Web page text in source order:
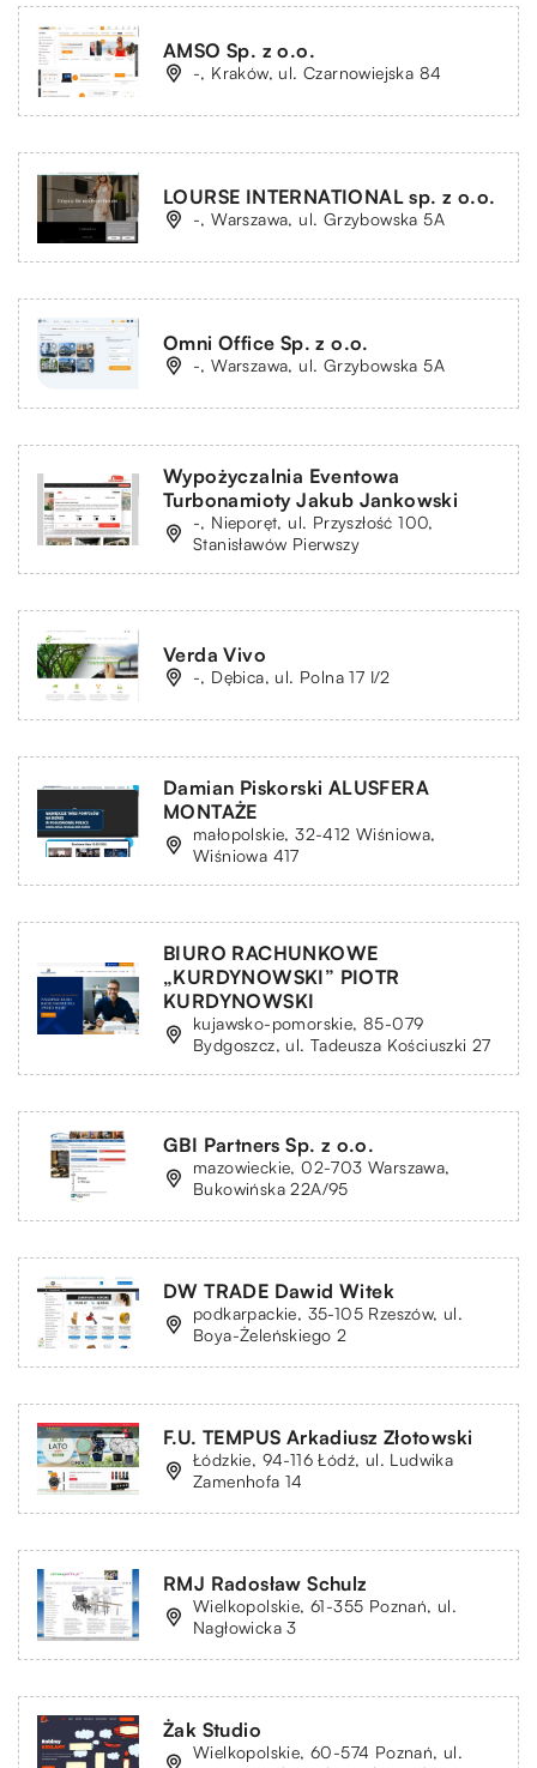
AMSO Sp. z o.o.
-, Kraków, ul. Czarnowiejska 84
LOURSE INTERNATIONAL sp. z o.o.
-, Warszawa, ul. Grzybowska 5A
Omni Office Sp. z o.o.
-, Warszawa, ul. Grzybowska 5A
Wypożyczalnia Eventowa
Turbonamioty Jakub Jankowski
-, Nieporęt, ul. Przyszłość 100,
Stanisławów Pierwszy
Verda Vivo
-, Dębica, ul. Polna 17 I/2
Damian Piskorski ALUSFERA
MONTAŻE
małopolskie, 32-412 Wiśniowa,
Wiśniowa 417
BIURO RACHUNKOWE
„KURDYNOWSKI” PIOTR
KURDYNOWSKI
kujawsko-pomorskie, 85-079
Bydgoszcz, ul. Tadeusza Kościuszki 27
GBI Partners Sp. z o.o.
mazowieckie, 02-703 Warszawa,
Bukowińska 22A/95
DW TRADE Dawid Witek
podkarpackie, 35-105 Rzeszów, ul.
Boya-Żeleńskiego 2
F.U. TEMPUS Arkadiusz Złotowski
Łódzkie, 94-116 Łódź, ul. Ludwika
Zamenhofa 14
RMJ Radosław Schulz
Wielkopolskie, 61-355 Poznań, ul.
Nagłowicka 3
Żak Studio
Wielkopolskie, 60-574 Poznań, ul.